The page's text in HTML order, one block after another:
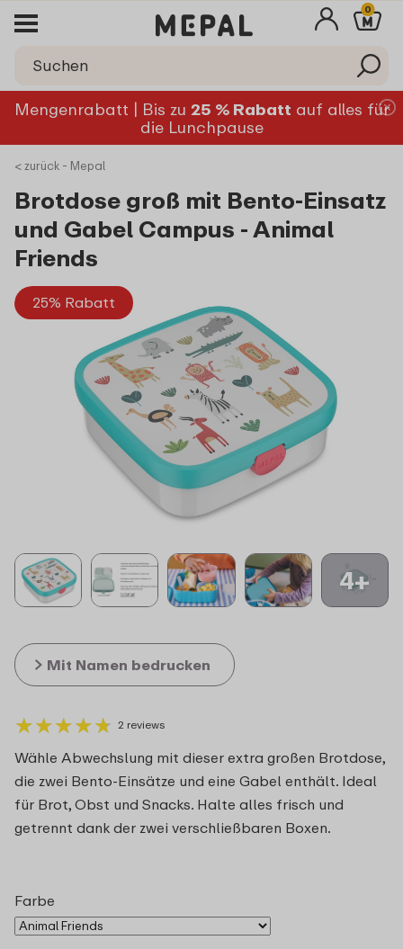
0
Mengenrabatt | Bis zu 25 % Rabatt auf alles für
die Lunchpause
< zurück - Mepal
Brotdose groß mit Bento-Einsatz
und Gabel Campus - Animal
Friends
25% Rabatt
4+
★★★★★
★★★★★ 2 reviews
Wähle Abwechslung mit dieser extra großen Brotdose,
die zwei Bento-Einsätze und eine Gabel enthält. Ideal
für Brot, Obst und Snacks. Halte alles frisch und
getrennt dank der zwei verschließbaren Boxen.
Mit Namen bedrucken
Farbe